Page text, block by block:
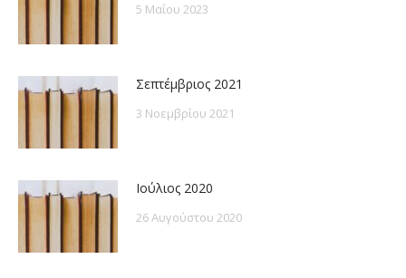
5 Μαΐου 2023
Σεπτέμβριος 2021
3 Νοεμβρίου 2021
Ιούλιος 2020
26 Αυγούστου 2020